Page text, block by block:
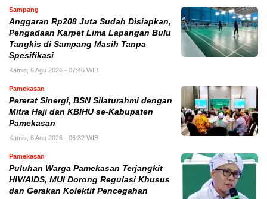
Sampang
Anggaran Rp208 Juta Sudah Disiapkan,
Pengadaan Karpet Lima Lapangan Bulu
Tangkis di Sampang Masih Tanpa
Spesifikasi
Kamis, 6 Agu 2026 - 07:46 WIB
Pamekasan
Pererat Sinergi, BSN Silaturahmi dengan
Mitra Haji dan KBIHU se-Kabupaten
Pamekasan
Kamis, 6 Agu 2026 - 06:32 WIB
Pamekasan
Puluhan Warga Pamekasan Terjangkit
HIV/AIDS, MUI Dorong Regulasi Khusus
dan Gerakan Kolektif Pencegahan